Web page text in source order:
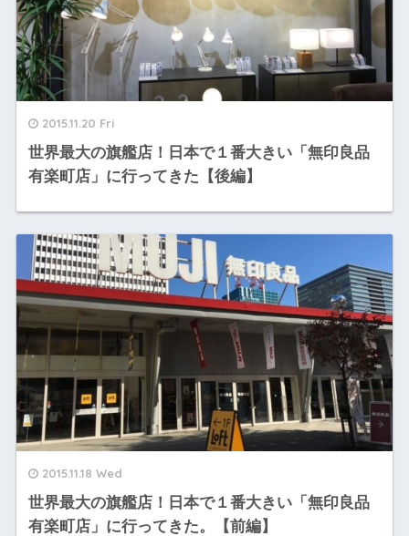
2015.11.20 Fri
世界最大の旗艦店！日本で１番大きい「無印良品
有楽町店」に行ってきた【後編】
2015.11.18 Wed
世界最大の旗艦店！日本で１番大きい「無印良品
有楽町店」に行ってきた。【前編】